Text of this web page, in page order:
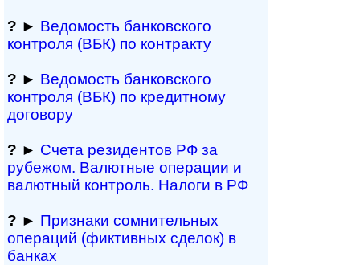
? ► Ведомость бан­ков­ско­го
контроля (ВБК) по контракту
? ► Ведомость бан­ков­ско­го
контроля (ВБК) по кредитному
договору
? ► Счета резидентов РФ за
рубежом. Валютные операции и
валютный контроль. Налоги в РФ
? ► Признаки сомнитель­ных
операций (фиктивных сделок) в
банках